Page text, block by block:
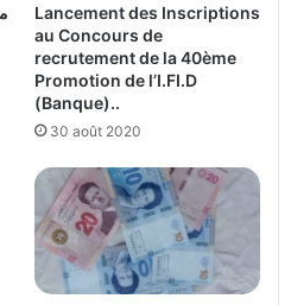
Lancement des Inscriptions
au Concours de
recrutement de la 40ème
Promotion de l’I.FI.D
(Banque)..
30 août 2020